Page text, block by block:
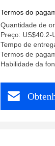
Termos do
Quantidade de
Preço: US$40.2-
Tempo de
Termos de
Habilidade da